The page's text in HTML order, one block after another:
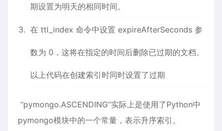
期设置为明天的相同时间。
在 ttl_index 命令中设置 expireAfterSeconds 参
数为 0，这将在指定的时间后删除已过期的文档。
以上代码在创建索引时同时设置了过期
“pymongo.ASCENDING”实际上是使用了Python中
pymongo模块中的一个常量，表示升序索引。